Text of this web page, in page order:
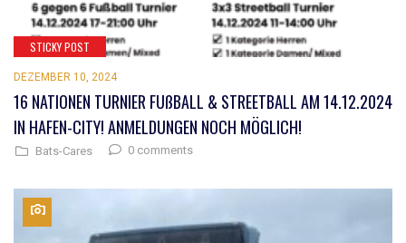
STICKY POST
DEZEMBER 10, 2024
16 NATIONEN TURNIER FUßBALL & STREETBALL AM 14.12.2024
IN HAFEN-CITY! ANMELDUNGEN NOCH MÖGLICH!
Bats-Cares 0 comments